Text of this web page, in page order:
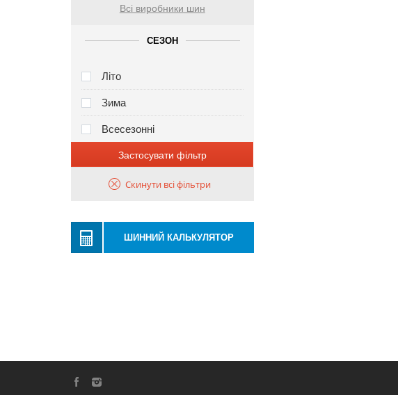
Всі виробники шин
СЕЗОН
Літо
Зима
Всесезонні
Застосувати фільтр
Скинути всі фільтри
ШИННИЙ КАЛЬКУЛЯТОР